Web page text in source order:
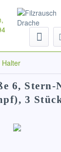
Halter
6, Stern-
3